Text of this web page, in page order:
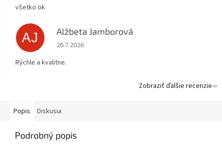
Popis Diskusia
Podrobný popis
všetko ok
AJ Alžbeta Jamborová
Hodnotenie obchodu je 5 z 5 hviezdičiek.
26.7.2026
Rýchle a kvalitne.
Zobraziť ďalšie recenzie